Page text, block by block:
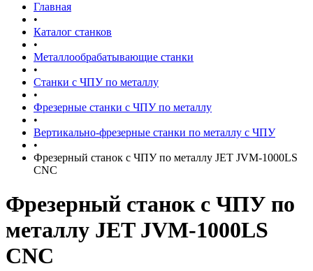
Главная
•
Каталог станков
•
Металлообрабатывающие станки
•
Станки с ЧПУ по металлу
•
Фрезерные станки с ЧПУ по металлу
•
Вертикально-фрезерные станки по металлу с ЧПУ
•
Фрезерный станок с ЧПУ по металлу JET JVM-1000LS
CNC
Фрезерный станок с ЧПУ по
металлу JET JVM-1000LS
CNC